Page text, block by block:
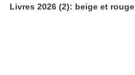
Livres 2026 (2): beige et rouge